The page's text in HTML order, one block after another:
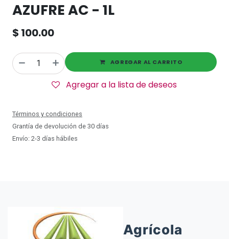
AZUFRE AC - 1L
$ 100.00
AGREGAR AL CARRITO
Agregar a la lista de deseos
Términos y condiciones
Grantía de devolución de 30 días
Envío: 2-3 días hábiles
Agrícola